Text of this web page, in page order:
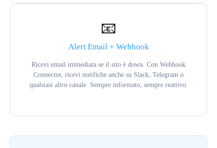
📧
Alert Email + Webhook
Ricevi email immediata se il sito è down. Con Webhook
Connector, ricevi notifiche anche su Slack, Telegram o
qualsiasi altro canale. Sempre informato, sempre reattivo.